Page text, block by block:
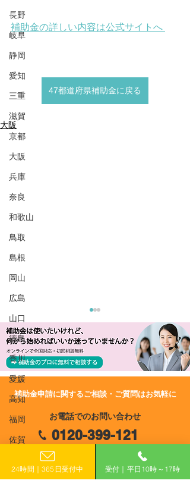
長野
岐阜
静岡
愛知
三重
滋賀
京都
大阪
兵庫
奈良
和歌山
鳥取
島根
岡山
広島
山口
徳島
香川
愛媛
高知
福岡
佐賀
熊本
補助金の詳しい内容は公式サイトへ
47都道府県補助金に戻る
大阪
市】創業支援型事業所賃
借料補助金≪第1回≫
​補助金申請に関するご相談・ご質問はお気軽に
お電話でのお問い合わせ
0120-399-121
（平日10:00−17:00）
24時間｜365日受付中 受付｜平日10時～17時